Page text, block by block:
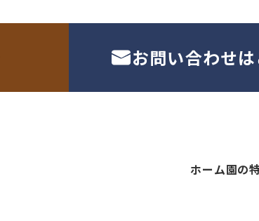
お問い合わせ
ホーム園の